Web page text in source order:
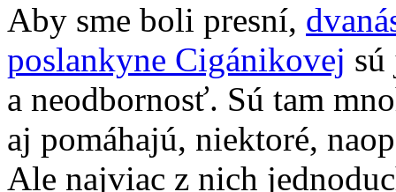
Aby sme boli presní,
poslankyne Cigánikovej
a neodbornosť. Sú tam
aj pomáhajú, niektoré,
Ale najviac z nich